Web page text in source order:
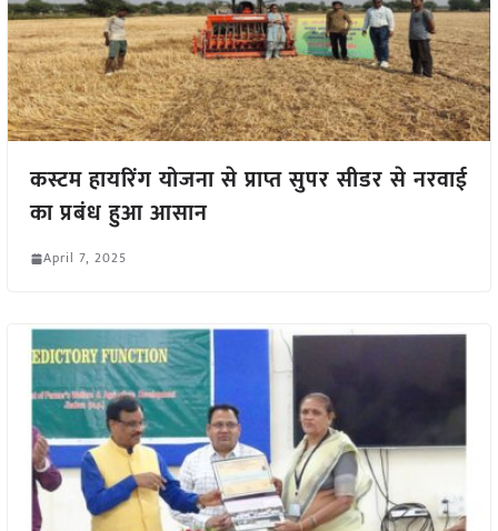
कस्टम हायरिंग योजना से प्राप्त सुपर सीडर से नरवाई
का प्रबंध हुआ आसान
April 7, 2025